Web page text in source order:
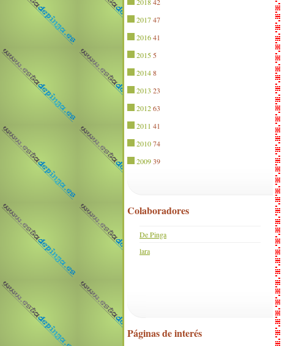
201747
201641
2015 5
20148
2013 23
201263
2011 41
201074
200939
Colaboradores
De Pinga
lara
Páginas de interés